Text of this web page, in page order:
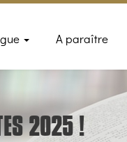
A paraître
2025 !